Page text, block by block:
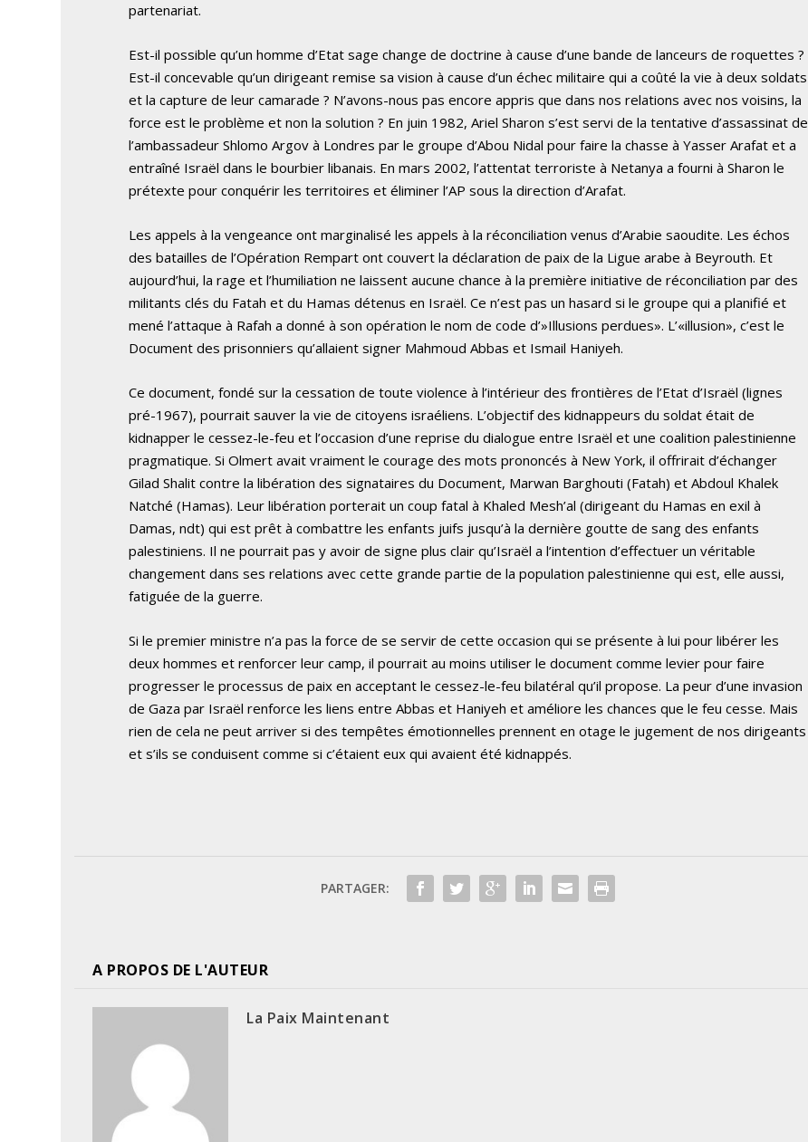
partenariat.
Est-il possible qu’un homme d’Etat sage change de doctrine à cause d’une bande de lanceurs de roquettes ?
Est-il concevable qu’un dirigeant remise sa vision à cause d’un échec militaire qui a coûté la vie à deux soldats
et la capture de leur camarade ? N’avons-nous pas encore appris que dans nos relations avec nos voisins, la
force est le problème et non la solution ? En juin 1982, Ariel Sharon s’est servi de la tentative d’assassinat de
l’ambassadeur Shlomo Argov à Londres par le groupe d’Abou Nidal pour faire la chasse à Yasser Arafat et a
entraîné Israël dans le bourbier libanais. En mars 2002, l’attentat terroriste à Netanya a fourni à Sharon le
prétexte pour conquérir les territoires et éliminer l’AP sous la direction d’Arafat.
Les appels à la vengeance ont marginalisé les appels à la réconciliation venus d’Arabie saoudite. Les échos
des batailles de l’Opération Rempart ont couvert la déclaration de paix de la Ligue arabe à Beyrouth. Et
aujourd’hui, la rage et l’humiliation ne laissent aucune chance à la première initiative de réconciliation par des
militants clés du Fatah et du Hamas détenus en Israël. Ce n’est pas un hasard si le groupe qui a planifié et
mené l’attaque à Rafah a donné à son opération le nom de code d’»Illusions perdues». L’«illusion», c’est le
Document des prisonniers qu’allaient signer Mahmoud Abbas et Ismail Haniyeh.
Ce document, fondé sur la cessation de toute violence à l’intérieur des frontières de l’Etat d’Israël (lignes
pré-1967), pourrait sauver la vie de citoyens israéliens. L’objectif des kidnappeurs du soldat était de
kidnapper le cessez-le-feu et l’occasion d’une reprise du dialogue entre Israël et une coalition palestinienne
pragmatique. Si Olmert avait vraiment le courage des mots prononcés à New York, il offrirait d’échanger
Gilad Shalit contre la libération des signataires du Document, Marwan Barghouti (Fatah) et Abdoul Khalek
Natché (Hamas). Leur libération porterait un coup fatal à Khaled Mesh’al (dirigeant du Hamas en exil à
Damas, ndt) qui est prêt à combattre les enfants juifs jusqu’à la dernière goutte de sang des enfants
palestiniens. Il ne pourrait pas y avoir de signe plus clair qu’Israël a l’intention d’effectuer un véritable
changement dans ses relations avec cette grande partie de la population palestinienne qui est, elle aussi,
fatiguée de la guerre.
Si le premier ministre n’a pas la force de se servir de cette occasion qui se présente à lui pour libérer les
deux hommes et renforcer leur camp, il pourrait au moins utiliser le document comme levier pour faire
progresser le processus de paix en acceptant le cessez-le-feu bilatéral qu’il propose. La peur d’une invasion
de Gaza par Israël renforce les liens entre Abbas et Haniyeh et améliore les chances que le feu cesse. Mais
rien de cela ne peut arriver si des tempêtes émotionnelles prennent en otage le jugement de nos dirigeants
et s’ils se conduisent comme si c’étaient eux qui avaient été kidnappés.
PARTAGER:
A PROPOS DE L'AUTEUR
La Paix Maintenant